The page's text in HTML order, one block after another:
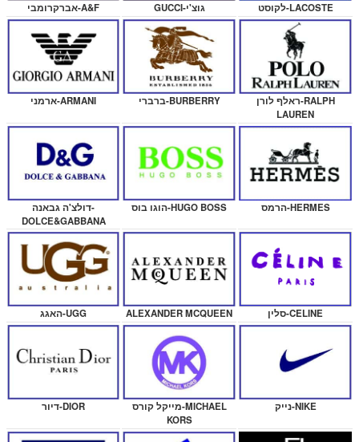
אברקרומבי-A&F GUCCI-גוצ'י לקוסט-LACOSTE
ארמני-ARMANI ברברי-BURBERRY
ראלף לורן-RALPH
LAUREN
דולצ'ה גבאנה-
DOLCE&GABBANA
הוגו בוס-HUGO BOSS הרמס-HERMES
האגג-UGG ALEXANDER MCQUEEN סלין-CELINE
דיור-DIOR
מייקל קורס-MICHAEL
KORS
נייק-NIKE